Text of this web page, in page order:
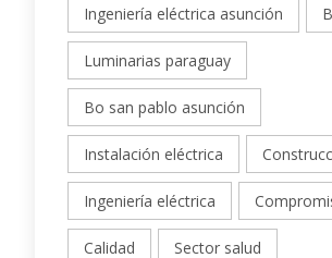
Ingeniería eléctrica asunción
Luminarias paraguay
Bo san pablo asunción
Instalación eléctrica
Ingeniería eléctrica
Calidad Sector salud